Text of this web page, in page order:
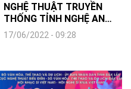
NGHỆ THUẬT TRUYỀN
THỐNG TỈNH NGHỆ AN
THAM GIA LIÊN HOAN
CMN TOÀN QUỐC 2021
17/06/2022 - 09:28